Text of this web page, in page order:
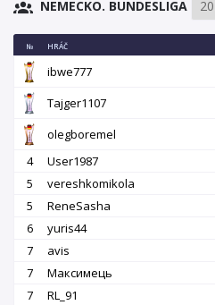
NEMECKO. BUNDESLIGA
№ HRÁČ
ibwe777
Tajger1107
olegboremel
4
User1987
5
vereshkomikola
5
ReneSasha
6
yuris44
7
avis
7
Максимець
7
RL_91